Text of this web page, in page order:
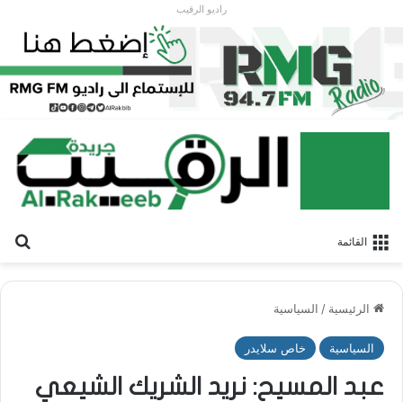
راديو الرقيب
القائمة
الرئيسية / السياسية
السياسية خاص سلايدر
عبد المسيح: نريد الشريك الشيعي